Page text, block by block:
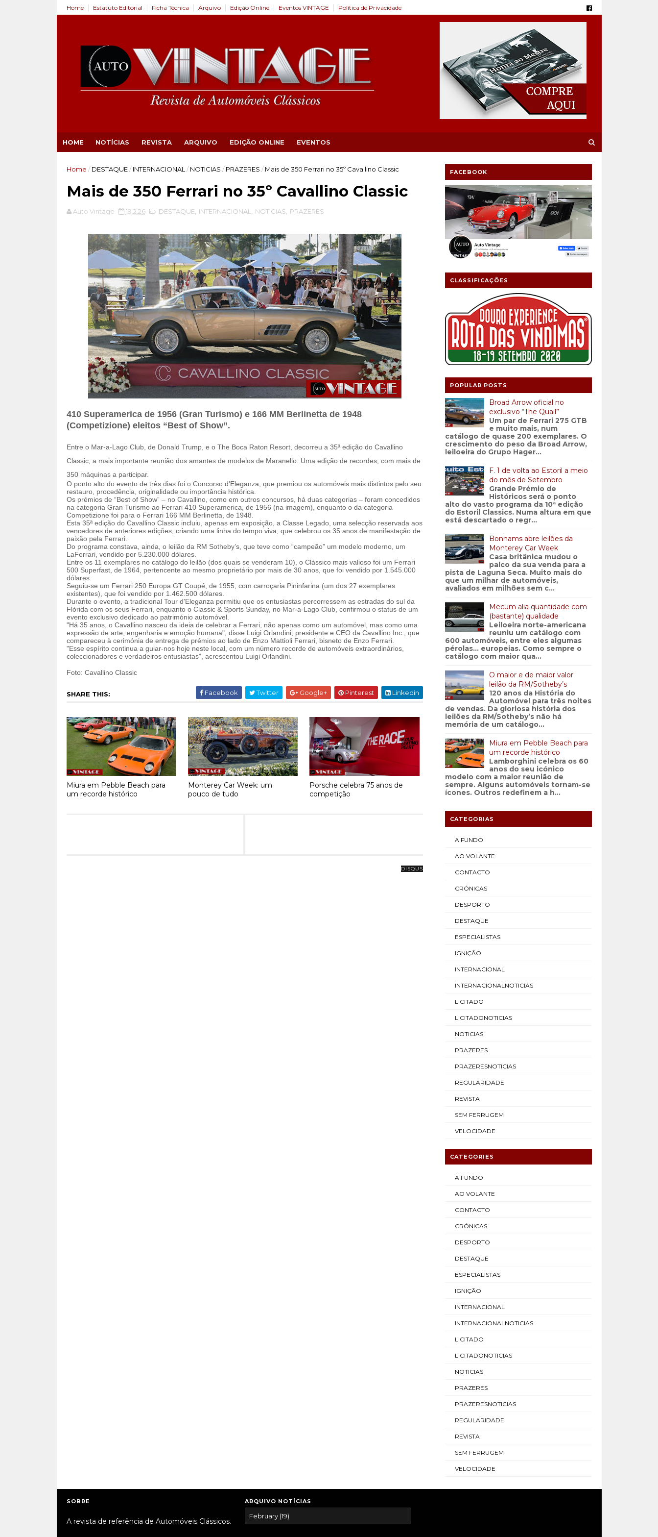
Home Estatuto Editorial Ficha Técnica Arquivo Edição Online Eventos VINTAGE Política de Privacidade
HOME NOTÍCIAS REVISTA ARQUIVO EDIÇÃO ONLINE EVENTOS
Home / DESTAQUE / INTERNACIONAL / NOTICIAS / PRAZERES / Mais de 350 Ferrari no 35º Cavallino Classic
Mais de 350 Ferrari no 35º Cavallino Classic
Auto Vintage 19.2.26 DESTAQUE INTERNACIONAL NOTICIAS PRAZERES
410 Superamerica de 1956 (Gran Turismo) e 166 MM Berlinetta de 1948
(Competizione) eleitos “Best of Show”.
Entre o Mar-a-Lago Club, de Donald Trump, e o The Boca Raton Resort, decorreu a 35ª edição do Cavallino
Classic, a mais importante reunião dos amantes de modelos de Maranello. Uma edição de recordes, com mais de
350 máquinas a participar.
O ponto alto do evento de três dias foi o Concorso d'Eleganza, que premiou os automóveis mais distintos pelo seu
restauro, procedência, originalidade ou importância histórica.
Os prémios de “Best of Show” – no Cavallino, como em outros concursos, há duas categorias – foram concedidos
na categoria Gran Turismo ao Ferrari 410 Superamerica, de 1956 (na imagem), enquanto o da categoria
Competizione foi para o Ferrari 166 MM Berlinetta, de 1948.
Esta 35ª edição do Cavallino Classic incluiu, apenas em exposição, a Classe Legado, uma selecção reservada aos
vencedores de anteriores edições, criando uma linha do tempo viva, que celebrou os 35 anos de manifestação de
paixão pela Ferrari.
Do programa constava, ainda, o leilão da RM Sotheby’s, que teve como “campeão” um modelo moderno, um
LaFerrari, vendido por 5.230.000 dólares.
Entre os 11 exemplares no catálogo do leilão (dos quais se venderam 10), o Clássico mais valioso foi um Ferrari
500 Superfast, de 1964, pertencente ao mesmo proprietário por mais de 30 anos, que foi vendido por 1.545.000
dólares.
Seguiu-se um Ferrari 250 Europa GT Coupé, de 1955, com carroçaria Pininfarina (um dos 27 exemplares
existentes), que foi vendido por 1.462.500 dólares.
Durante o evento, a tradicional Tour d'Eleganza permitiu que os entusiastas percorressem as estradas do sul da
Flórida com os seus Ferrari, enquanto o Classic & Sports Sunday, no Mar-a-Lago Club, confirmou o status de um
evento exclusivo dedicado ao património automóvel.
"Há 35 anos, o Cavallino nasceu da ideia de celebrar a Ferrari, não apenas como um automóvel, mas como uma
expressão de arte, engenharia e emoção humana", disse Luigi Orlandini, presidente e CEO da Cavallino Inc., que
compareceu à cerimónia de entrega de prémios ao lado de Enzo Mattioli Ferrari, bisneto de Enzo Ferrari.
"Esse espírito continua a guiar-nos hoje neste local, com um número recorde de automóveis extraordinários,
coleccionadores e verdadeiros entusiastas”, acrescentou Luigi Orlandini.
Foto: Cavallino Classic
SHARE THIS: Facebook Twitter Google+ Pinterest Linkedin
Miura em Pebble Beach para
um recorde histórico
Monterey Car Week: um
pouco de tudo
Porsche celebra 75 anos de
competição
DISQUS
FACEBOOK
CLASSIFICAÇÕES
POPULAR POSTS
Broad Arrow oficial no
exclusivo “The Quail”
Um par de Ferrari 275 GTB
e muito mais, num
catálogo de quase 200 exemplares. O
crescimento do peso da Broad Arrow,
leiloeira do Grupo Hager...
F. 1 de volta ao Estoril a meio
do mês de Setembro
Grande Prémio de
Históricos será o ponto
alto do vasto programa da 10ª edição
do Estoril Classics. Numa altura em que
está descartado o regr...
Bonhams abre leilões da
Monterey Car Week
Casa britânica mudou o
palco da sua venda para a
pista de Laguna Seca. Muito mais do
que um milhar de automóveis,
avaliados em milhões sem c...
Mecum alia quantidade com
(bastante) qualidade
Leiloeira norte-americana
reuniu um catálogo com
600 automóveis, entre eles algumas
pérolas… europeias. Como sempre o
catálogo com maior qua...
O maior e de maior valor
leilão da RM/Sotheby’s
120 anos da História do
Automóvel para três noites
de vendas. Da gloriosa história dos
leilões da RM/Sotheby’s não há
memória de um catálogo...
Miura em Pebble Beach para
um recorde histórico
Lamborghini celebra os 60
anos do seu icónico
modelo com a maior reunião de
sempre. Alguns automóveis tornam-se
ícones. Outros redefinem a h...
CATEGORIAS
A FUNDO
AO VOLANTE
CONTACTO
CRÓNICAS
DESPORTO
DESTAQUE
ESPECIALISTAS
IGNIÇÃO
INTERNACIONAL
INTERNACIONALNOTICIAS
LICITADO
LICITADONOTICIAS
NOTICIAS
PRAZERES
PRAZERESNOTICIAS
REGULARIDADE
REVISTA
SEM FERRUGEM
VELOCIDADE
CATEGORIES
A FUNDO
AO VOLANTE
CONTACTO
CRÓNICAS
DESPORTO
DESTAQUE
ESPECIALISTAS
IGNIÇÃO
INTERNACIONAL
INTERNACIONALNOTICIAS
LICITADO
LICITADONOTICIAS
NOTICIAS
PRAZERES
PRAZERESNOTICIAS
REGULARIDADE
REVISTA
SEM FERRUGEM
VELOCIDADE
SOBRE
A revista de referência de Automóveis Clássicos.
ARQUIVO NOTÍCIAS